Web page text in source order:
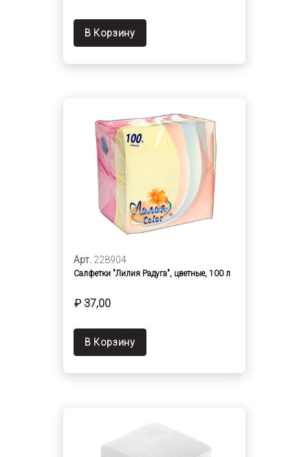
В Корзину
Арт. 228904
Салфетки "Лилия Радуга", цветные, 100 л
₽ 37,00
В Корзину